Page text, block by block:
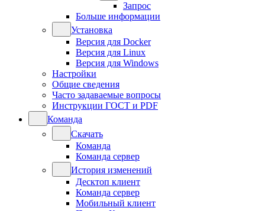
Запрос
Больше информации
Установка
Версия для Docker
Версия для Linux
Версия для Windows
Настройки
Общие сведения
Часто задаваемые вопросы
Инструкции ГОСТ и PDF
Команда
Скачать
Команда
Команда сервер
История изменений
Десктоп клиент
Команда сервер
Мобильный клиент